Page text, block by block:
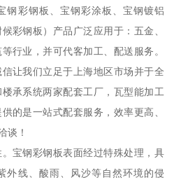
钢彩钢板、宝钢彩涂板、宝钢镀铝
彩钢板）产品广泛应用于：五金、
行业，并可代客加工、配送服务。
让我们立足于上海地区市场并于全
承系统两家配套工厂，瓦型能加工
的是一站式配套服务，效率更高、
谈！
宝钢彩钢板表面经过特殊处理，具
外线、酸雨、风沙等自然环境的侵